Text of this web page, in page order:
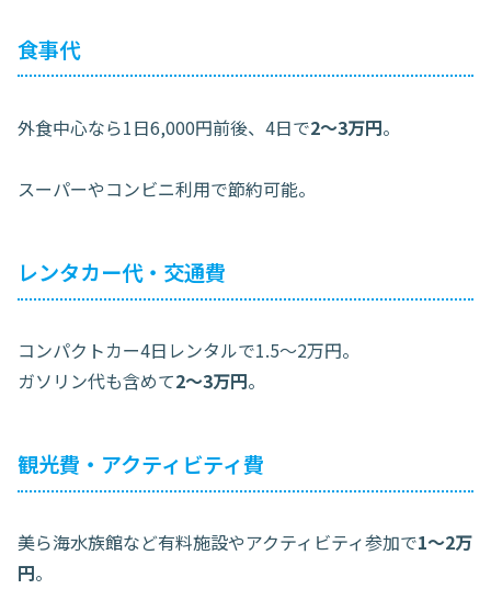
食事代
外食中心なら1日6,000円前後、4日で2〜3万円。
スーパーやコンビニ利用で節約可能。
レンタカー代・交通費
コンパクトカー4日レンタルで1.5〜2万円。
ガソリン代も含めて2〜3万円。
観光費・アクティビティ費
美ら海水族館など有料施設やアクティビティ参加で1〜2万
円。